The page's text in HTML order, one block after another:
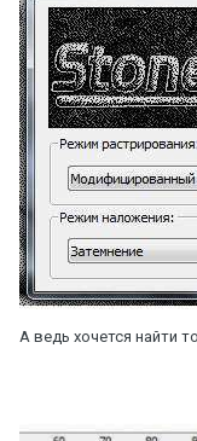
А ведь хочется найти